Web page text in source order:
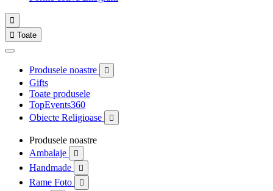

 Toate
Produsele noastre 
Gifts
Toate produsele
TopEvents360
Obiecte Religioase

Produsele noastre
Ambalaje

Handmade 
Rame Foto 